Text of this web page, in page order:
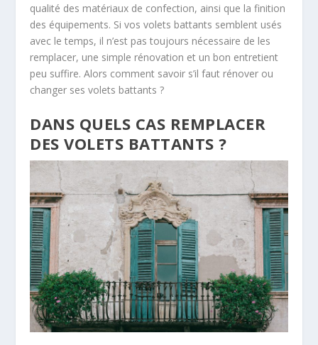
qualité des matériaux de confection, ainsi que la finition
des équipements. Si vos volets battants semblent usés
avec le temps, il n’est pas toujours nécessaire de les
remplacer, une simple rénovation et un bon entretient
peu suffire. Alors comment savoir s’il faut rénover ou
changer ses volets battants ?
DANS QUELS CAS REMPLACER
DES VOLETS BATTANTS ?